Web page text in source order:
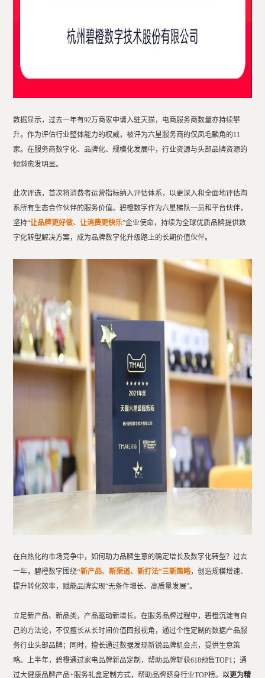
数据显示，过去一年有92万商家申请入驻天猫，电商服务商数量亦持续攀
升。作为评估行业整体能力的权威，被评为六星服务商的仅凤毛麟角的11
家。在服务商数字化、品牌化、规模化发展中，行业资源与头部品牌资源的
倾斜愈发明显。
此次评选，首次将消费者运营指标纳入评估体系，以更深入和全面地评估淘
系所有生态合作伙伴的服务价值。碧橙数字作为六星梯队一员和平台伙伴，
坚持“让品牌更好做、让消费更快乐”企业使命，持续为全球优质品牌提供数
字化转型解决方案，成为品牌数字化升级路上的长期价值伙伴。
在白热化的市场竞争中，如何助力品牌生意的确定增长及数字化转型？过去
一年，碧橙数字围绕“新产品、新渠道、新打法”三新策略，创造规模增速、
提升转化效率，赋能品牌实现“无条件增长、高质量发展”。
立足新产品、新品类，产品驱动新增长。在服务品牌过程中，碧橙沉淀有自
己的方法论，不仅擅长从长时间价值回报视角，通过个性定制的数据产品服
务行业头部品牌；同时，擅长通过数据发现新锐品牌机会点，提供生意策
略。上半年，碧橙通过家电品牌新品定制，帮助品牌斩获618预售TOP1；通
过大健康品牌产品+服务礼盒定制方式，帮助品牌跻身行业TOP榜。 以更为精